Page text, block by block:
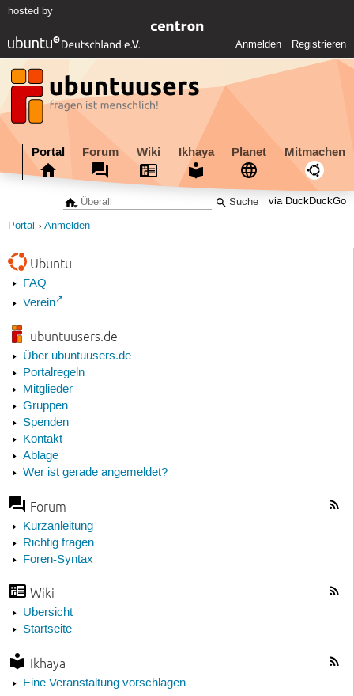
hosted by
Anmelden Registrieren
Portal Forum Wiki Ikhaya Planet Mitmachen
via DuckDuckGo
Portal Anmelden
Ubuntu
FAQ
Verein
ubuntuusers.de
Über ubuntuusers.de
Portalregeln
Mitglieder
Gruppen
Spenden
Kontakt
Ablage
Wer ist gerade angemeldet?
Forum
Kurzanleitung
Richtig fragen
Foren-Syntax
Wiki
Übersicht
Startseite
Ikhaya
Eine Veranstaltung vorschlagen